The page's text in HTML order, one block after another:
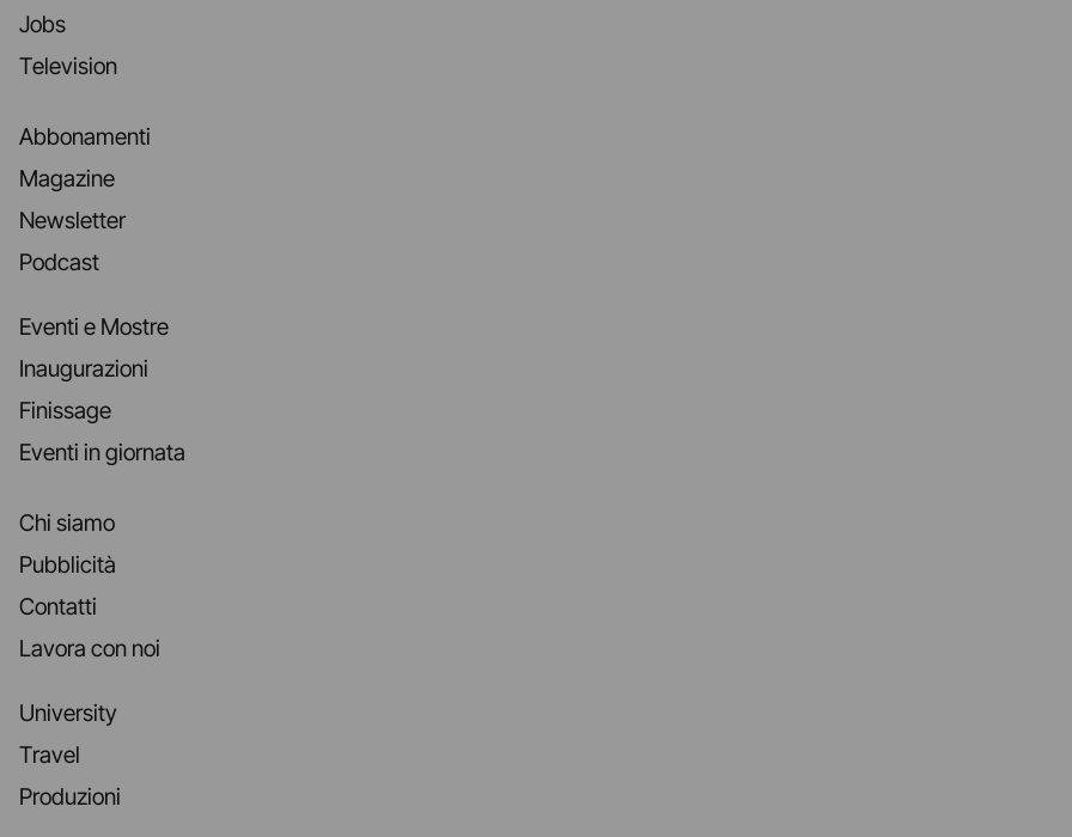
Jobs
Television
Abbonamenti
Magazine
Newsletter
Podcast
Eventi e Mostre
Inaugurazioni
Finissage
Eventi in giornata
Chi siamo
Pubblicità
Contatti
Lavora con noi
University
Travel
Produzioni